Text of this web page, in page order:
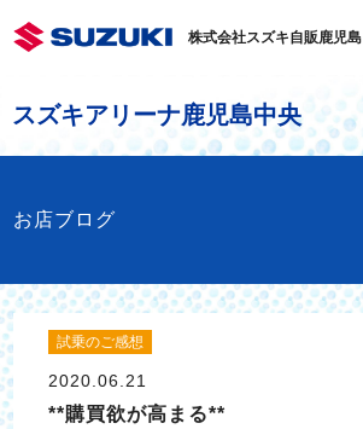
株式会社スズキ自販鹿児島
スズキアリーナ鹿児島中央
お店ブログ
試乗のご感想
2020.06.21
**購買欲が高まる**